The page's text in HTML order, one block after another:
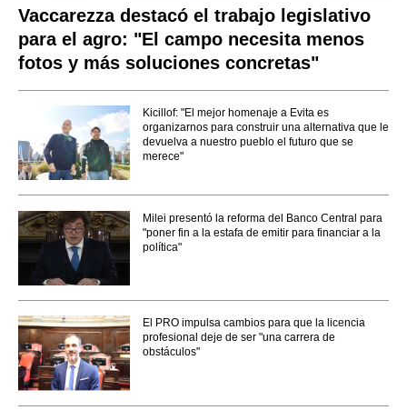
Vaccarezza destacó el trabajo legislativo
para el agro: "El campo necesita menos
fotos y más soluciones concretas"
Kicillof: "El mejor homenaje a Evita es
organizarnos para construir una alternativa que le
devuelva a nuestro pueblo el futuro que se
merece"
Milei presentó la reforma del Banco Central para
"poner fin a la estafa de emitir para financiar a la
política"
El PRO impulsa cambios para que la licencia
profesional deje de ser "una carrera de
obstáculos"